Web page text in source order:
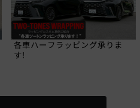
各車ハーフラッピング承りま
す!